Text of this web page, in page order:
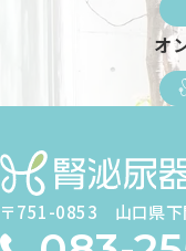
オ
〒751-0853 山口県